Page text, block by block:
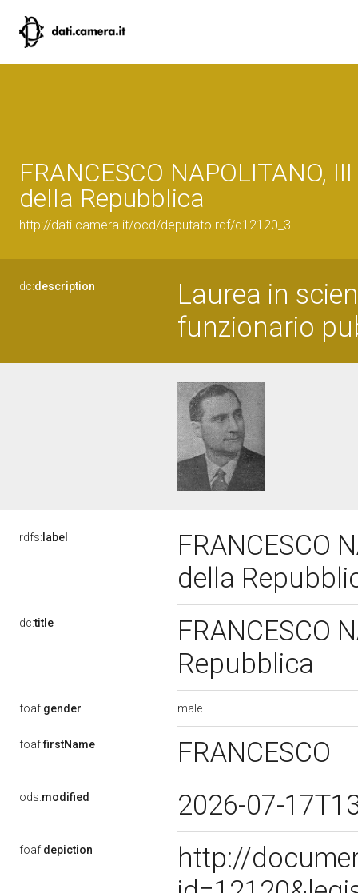
FRANCESCO NAPOLITANO,
della Repubblica
http://dati.camera.it/ocd/deputato.rdf/d12120_3
dc:description
Laurea in
funzionario
rdfs: label
FRANCESCO
della
dc:title
FRANCESCO
Repubblica
foaf:gender male
foaf:firstName FRANCESCO
ods:modified 2026-07-
foaf:depiction
http://